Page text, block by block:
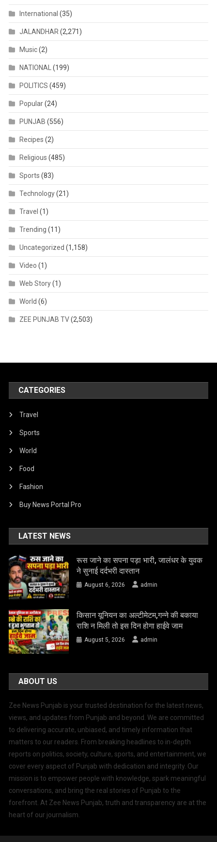
International (35)
JALANDHAR (2,271)
Music(2)
NATIONAL (199)
POLITICS (459)
Popular(24)
PUNJAB (556)
Recipes (2)
Religious (485)
Sports (83)
Technology(21)
Travel (1)
Trending (11)
Uncategorized (1,158)
Video (1)
Web Story(1)
World (6)
ZEE PUNJAB TV(2,503)
CATEGORIES
Travel
Sports
World
Food
Fashion
Buy News Portal Pro
LATEST NEWS
रूस जाने का सपना पड़ा भारी, जालंधर के युवक
ने सुनाई दर्दभरी दास्तान
August 6, 2026 admin
किसान यूनियन का अल्टीमेटम,गन्ने की बकाया
राशि न मिली तो इस दिन होगा हाईवे जाम
August 5, 2026 admin
ABOUT US
Zee News Punjab is your trusted destination for the latest news,
views, and updates from Punjab and beyond. We are committed
to delivering accurate, unbiased, and timely information that
matters to our readers. From breaking headlines to in-depth
reports on politics, society, culture, sports, and entertainment, we
cover every aspect of Punjab with dedication and integrity. Our
mission is to empower people with knowledge, spark meaningful
conversations, and bring the real stories of Punjab to the
forefront. At Zee News Punjab, truth and transparency are at the
heart of our journalism.